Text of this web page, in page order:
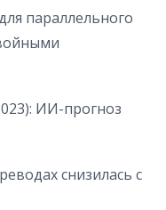
параллельного
ИИ-прогноз
снизилась с